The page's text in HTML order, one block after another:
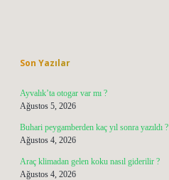
Son Yazılar
Ayvalık’ta otogar var mı ?
Ağustos 5, 2026
Buhari peygamberden kaç yıl sonra yazıldı ?
Ağustos 4, 2026
Araç klimadan gelen koku nasıl giderilir ?
Ağustos 4, 2026